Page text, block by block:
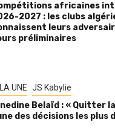
africaines
2027 : les clubs
leurs
préliminaires
UNE JS Kabylie
Belaïd : « Quitter
des décisions les plus